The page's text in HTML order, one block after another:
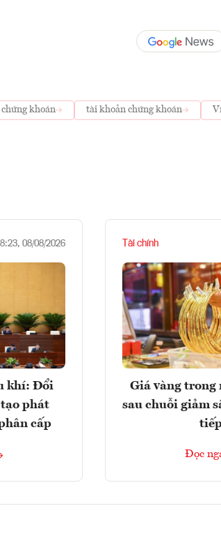
khoán tài khoản chứng khoán
08/08/2026
khí: Đổi
phát
cấp
Tài chính
Giá vàng trong
sau chuỗi giảm
Đọc